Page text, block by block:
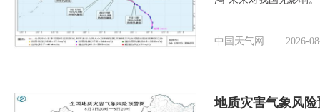
中国天气网 2026-
地质灾害气象风